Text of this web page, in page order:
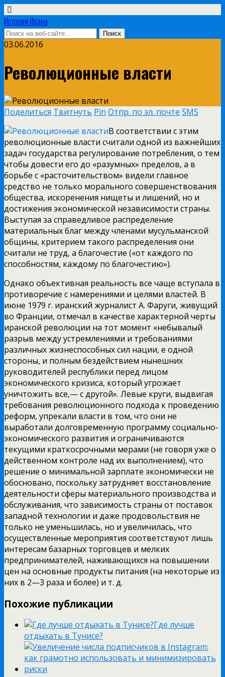
История Ирана
03.06.2016
Революционные власти
Поделиться Твитнуть Pin Отпр. по эл. почте SMS
В соответствии с этим
революционные власти считали одной из важнейших
задач государства регулирование потребления, о тем
чтобы довести его до «разумных» пределов, а в
борьбе с «расточительством» видели главное
средство не только морального совершенствования
общества, искоренения нищеты и лишений, но и
достижения экономической независимости страны.
Выступая за справедливое распределение
материальных благ между членами мусульманской
общины, критерием такого распределения они
считали не труд, а благочестие («от каждого по
способностям, каждому по благочестию»).
Однако объективная реальность все чаще вступала в
противоречие с намерениями и целями властей. В
июне 1979 г. иранский журналист А. Фаруги, живущий
во Франции, отмечал в качестве характерной черты
иранской революции на тот момент «небывалый
разрыв между устремлениями и требованиями
различных жизнеспособных сил нации, е одной
стороны, и полным бездействием нынешних
руководителей республики перед лицом
экономического кризиса, который угрожает
уничтожить все,— с другой». Левые круги, выдвигая
требования революционного подхода к проведению
реформ, упрекали власти в том, что они не
выработали долговременную программу социально-
экономического развития и ограничиваются
текущими краткосрочными мерами (не говоря уже о
действенном контроле над их выполнением), что
решение о минимальной зарплате экономически не
обосновано, поскольку затрудняет восстановление
деятельности сферы материального производства и
обслуживания, что зависимость страны от поставок
западной технологии и даже продовольствия не
только не уменьшилась, но и увеличилась, что
осуществленные мероприятия соответствуют лишь
интересам базарных торговцев и мелких
предпринимателей, наживающихся на повышении
цен на основные продукты питания (на некоторые из
них в 2—3 раза и более) и т. д.
Похожие публикации
Где лучше
отдыхать в Тунисе?